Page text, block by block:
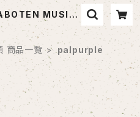
MUSIC
ショップ)
商品一覧 palpurple